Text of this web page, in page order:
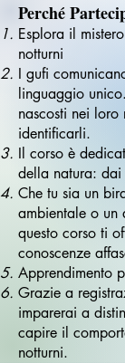
Perché
Esplora il
notturni
I gufi
linguaggio
nascosti nei
identificarli.
Il corso è
della natura:
Che tu sia un
ambientale o un
questo corso ti
conoscenze
Apprendimento
Grazie a
imparerai a
capire il
notturni.